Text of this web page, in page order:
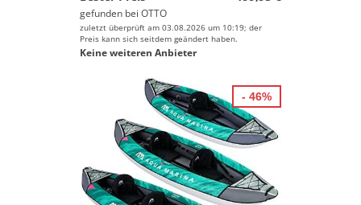
gefunden bei OTTO
zuletzt überprüft am 03.08.2026 um 10:19; der
Preis kann sich seitdem geändert haben.
Keine weiteren Anbieter
- 46%